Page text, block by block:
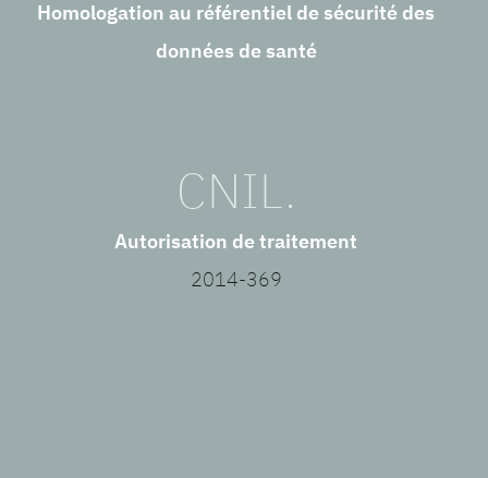
Homologation au référentiel de sécurité des
données de santé
CNIL.
Autorisation de traitement
2014-369